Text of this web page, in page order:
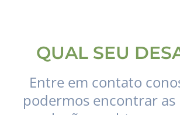
QUAL SEU
Entre em contato
podermos encontrar as